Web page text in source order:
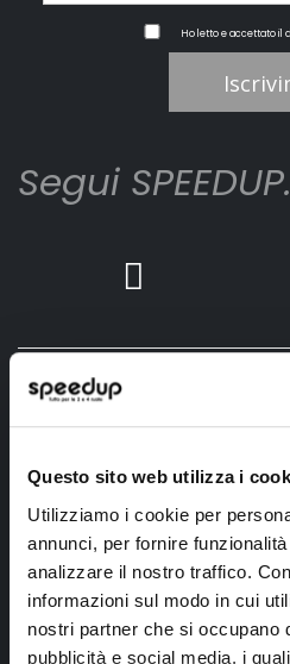
Questo sito web utilizza i
Utilizziamo i cookie per
annunci, per fornire
analizzare il nostro traffico.
informazioni sul modo in cui
nostri partner che si occupano
pubblicità e social media, i
Ho letto e accettato il
Segui
Via Montello 46
Nervesa della Battaglia
Treviso, Italy 31040
PIVA IT03490830266
Speedup.it by Trio Group